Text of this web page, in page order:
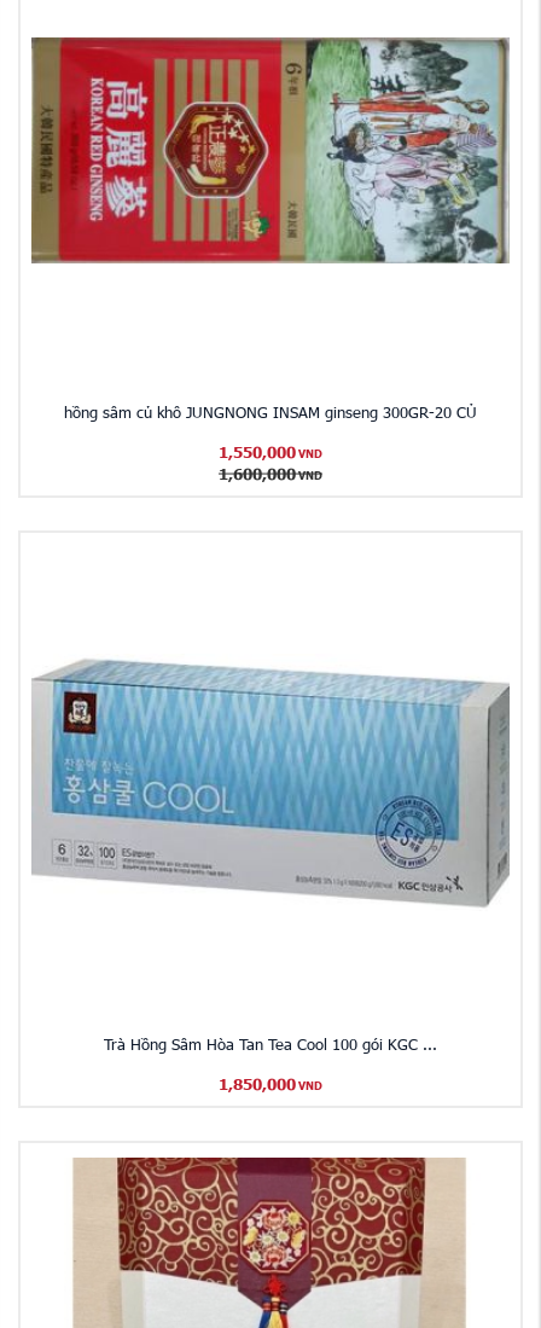
hồng sâm củ khô JUNGNONG INSAM ginseng 300GR-20 CỦ
1,550,000 VND
1,600,000 VND
Trà Hồng Sâm Hòa Tan Tea Cool 100 gói KGC ...
1,850,000 VND